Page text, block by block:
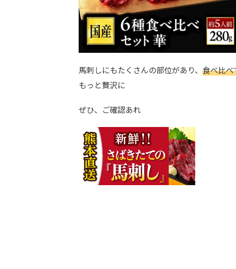
馬刺しにもたくさんの部位があり、 食べ比
もっと贅沢に
ぜひ、ご確認あれ